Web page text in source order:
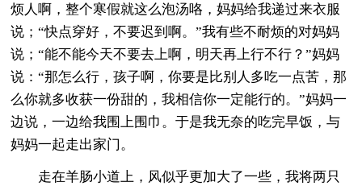
烦人啊，整个寒假就这么泡汤咯，妈妈给我递过来衣服
说；“快点穿好，不要迟到啊。”我有些不耐烦的对妈妈
说；“能不能今天不要去上啊，明天再上行不行？”妈妈
说：“那怎么行，孩子啊，你要是比别人多吃一点苦，那
么你就多收获一份甜的，我相信你一定能行的。”妈妈一
边说，一边给我围上围巾。于是我无奈的吃完早饭，与
妈妈一起走出家门。
走在羊肠小道上，风似乎更加大了一些，我将两只